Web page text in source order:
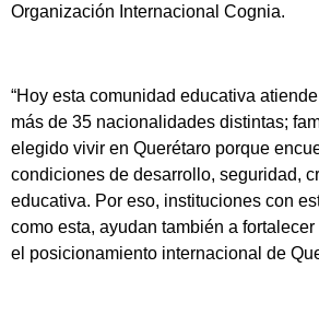
Organización Internacional Cognia.
“Hoy esta comunidad educativa
más de 35 nacionalidades distintas;
elegido vivir en Querétaro porque
condiciones de desarrollo, seguridad,
educativa. Por eso, instituciones con
como esta, ayudan también a
el posicionamiento internacional de